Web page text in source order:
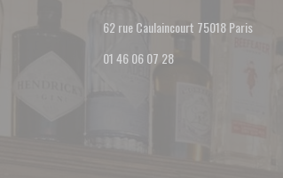
62 rue Caulaincourt 75018 Paris((apre
01 46 06 07 28